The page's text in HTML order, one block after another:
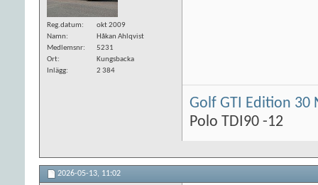
Reg.datum
okt 2009
Namn
Håkan Ahlqvist
Medlemsnr
5231
Ort
Kungsbacka
Inlägg
2 384
Golf GTI Edition 30
Polo TDI90 -12
2026-05-13, 11:02